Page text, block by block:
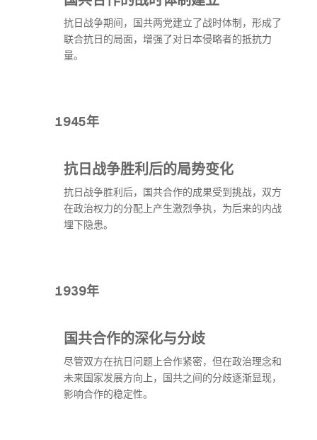
抗日战争期间，国共两党建立了战时体制，形成了
联合抗日的局面，增强了对日本侵略者的抵抗力
量。
1945年
抗日战争胜利后的局势变化
抗日战争胜利后，国共合作的成果受到挑战，双方
在政治权力的分配上产生激烈争执，为后来的内战
埋下隐患。
1939年
国共合作的深化与分歧
尽管双方在抗日问题上合作紧密，但在政治理念和
未来国家发展方向上，国共之间的分歧逐渐显现，
影响合作的稳定性。